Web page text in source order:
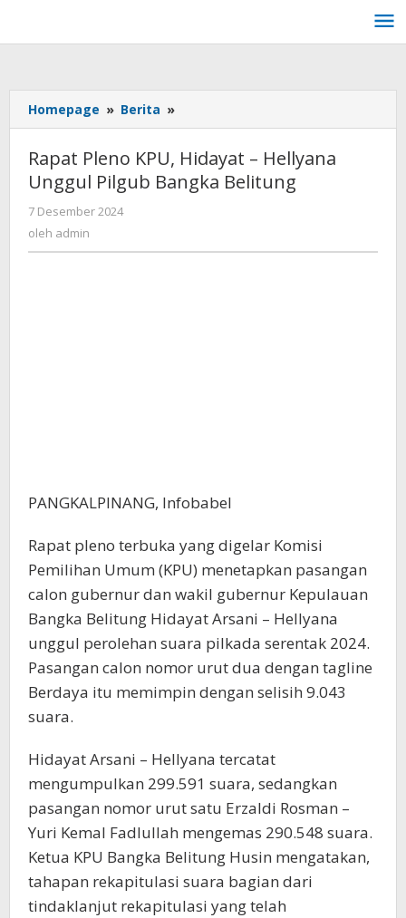
konten
Homepage » Berita »
Pleno
KPU,
Hidayat
-
Rapat Pleno KPU, Hidayat – Hellyana
Unggul Pilgub Bangka Belitung
7 Desember 2024
oleh admin
PANGKALPINANG, Infobabel
Rapat pleno terbuka yang digelar Komisi
Pemilihan Umum (KPU) menetapkan pasangan
calon gubernur dan wakil gubernur Kepulauan
Bangka Belitung Hidayat Arsani – Hellyana
unggul perolehan suara pilkada serentak 2024.
Pasangan calon nomor urut dua dengan tagline
Berdaya itu memimpin dengan selisih 9.043
suara.
Hidayat Arsani – Hellyana tercatat
mengumpulkan 299.591 suara, sedangkan
pasangan nomor urut satu Erzaldi Rosman –
Yuri Kemal Fadlullah mengemas 290.548 suara.
Ketua KPU Bangka Belitung Husin mengatakan,
tahapan rekapitulasi suara bagian dari
tindaklanjut rekapitulasi yang telah